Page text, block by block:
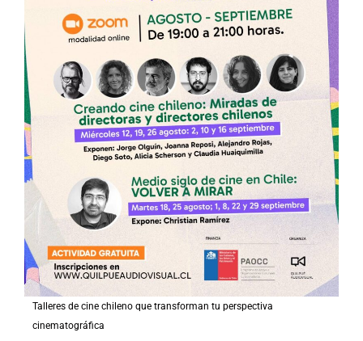
Talleres de cine chileno que transforman tu perspectiva
cinematográfica